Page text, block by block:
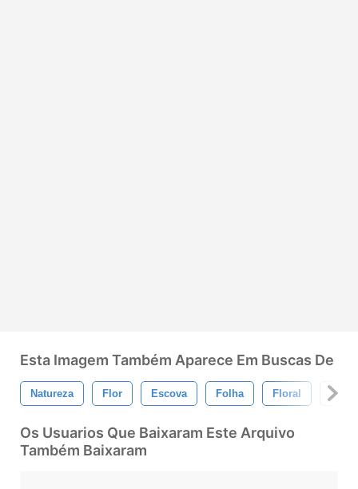
Esta Imagem Também Aparece Em Buscas De
Natureza Flor Escova Folha Floral Sai
Os Usuarios Que Baixaram Este Arquivo
Também Baixaram